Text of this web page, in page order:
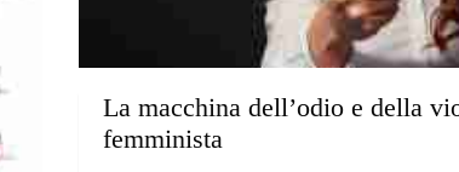
La macchina dell’odio e della
femminista